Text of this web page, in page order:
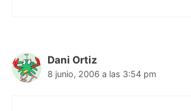
Dani Ortiz
8 junio, 2006 a las 3:54 pm